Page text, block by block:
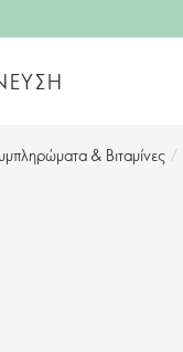
& Βιταμίνες /